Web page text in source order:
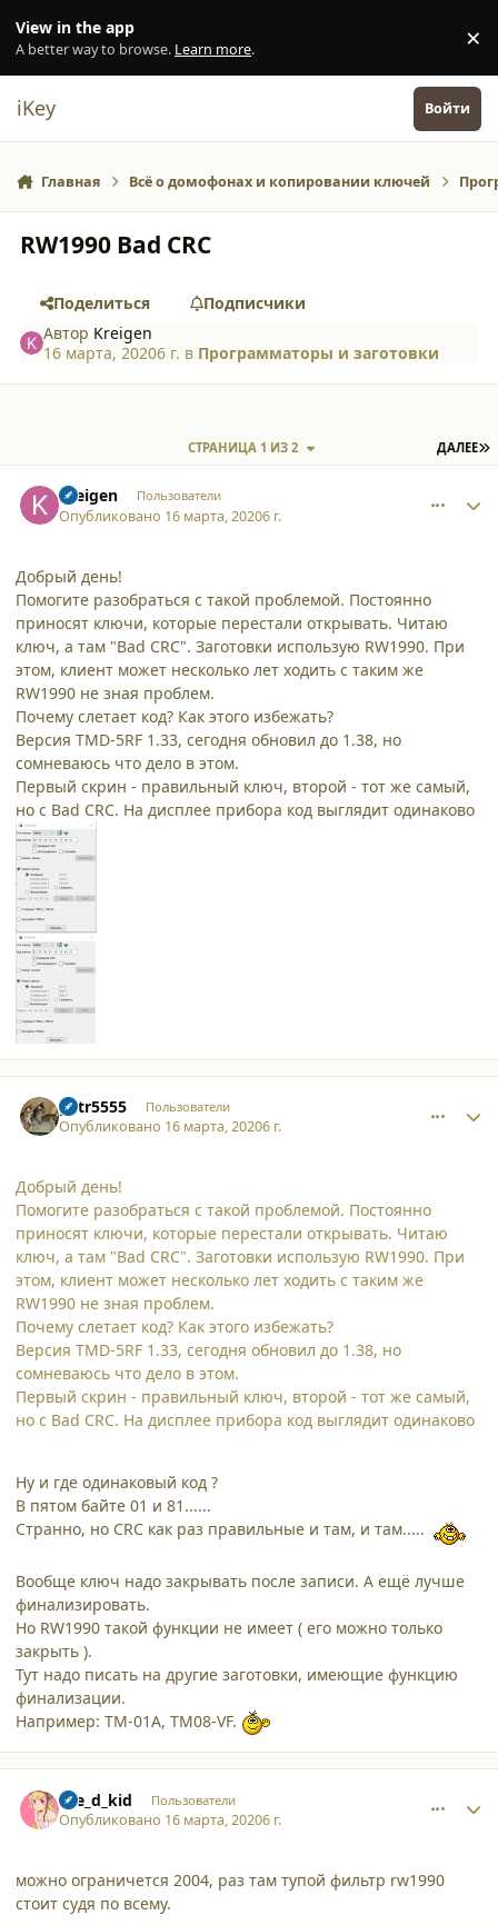
View in the app
A better way to browse. Learn more. ×
iKey Войти
Главная Всё о домофонах и копировании ключей
RW1990 Bad CRC
Поделиться
Подписчики
Автор Kreigen
16 марта, 20206 г. в Программаторы и заготовки
ДАЛЕЕ
СТРАНИЦА 1 ИЗ 2
Kreigen Пользователи
Опубликовано 16 марта, 20206 г.
Добрый день!
Помогите разобраться с такой проблемой. Постоянно
приносят ключи, которые перестали открывать. Читаю
ключ, а там "Bad CRC". Заготовки использую RW1990. При
этом, клиент может несколько лет ходить с таким же
RW1990 не зная проблем.
Почему слетает код? Как этого избежать?
Версия TMD-5RF 1.33, сегодня обновил до 1.38, но
сомневаюсь что дело в этом.
Первый скрин - правильный ключ, второй - тот же самый,
но с Bad CRC. На дисплее прибора код выглядит одинаково
petr5555 Пользователи
Опубликовано 16 марта, 20206 г.
Добрый день!
Помогите разобраться с такой проблемой. Постоянно
приносят ключи, которые перестали открывать. Читаю
ключ, а там "Bad CRC". Заготовки использую RW1990. При
этом, клиент может несколько лет ходить с таким же
RW1990 не зная проблем.
Почему слетает код? Как этого избежать?
Версия TMD-5RF 1.33, сегодня обновил до 1.38, но
сомневаюсь что дело в этом.
Первый скрин - правильный ключ, второй - тот же самый,
но с Bad CRC. На дисплее прибора код выглядит одинаково
Ну и где одинаковый код ?
В пятом байте 01 и 81......
Странно, но CRC как раз правильные и там, и там.....
Вообще ключ надо закрывать после записи. А ещё лучше
финализировать.
Но RW1990 такой функции не имеет ( его можно только
закрыть ).
Тут надо писать на другие заготовки, имеющие функцию
финализации.
Например: ТМ-01А, ТМ08-VF.
the_d_kid Пользователи
Опубликовано 16 марта, 20206 г.
можно ограничется 2004, раз там тупой фильтр rw1990
стоит судя по всему.